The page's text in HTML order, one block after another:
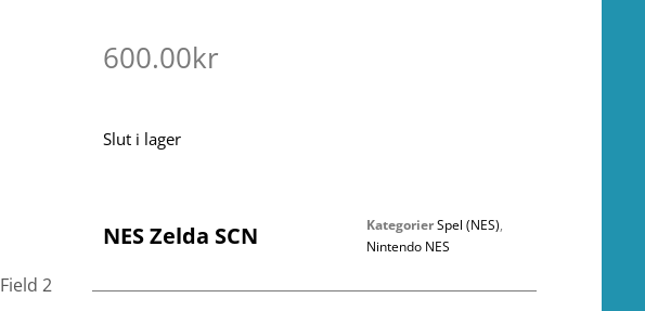
600.00kr
Slut i lager
NES Zelda SCN KategorierSpel (NES),
Nintendo NES